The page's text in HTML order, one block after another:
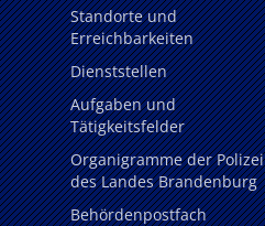
Standorte und
Erreichbarkeiten
Dienststellen
Aufgaben und
Tätigkeitsfelder
Organigramme der Polizei
des Landes Brandenburg
Behördenpostfach